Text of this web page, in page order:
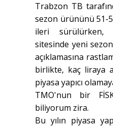
Trabzon TB
sezon ürününü 51-
ileri sürülürken,
sitesinde yeni
açıklamasına
birlikte, kaç liraya
piyasa yapıcı
TMO'nun bir
biliyorum zira.
Bu yılın piyasa